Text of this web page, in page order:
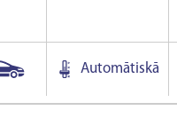
Automātiskā